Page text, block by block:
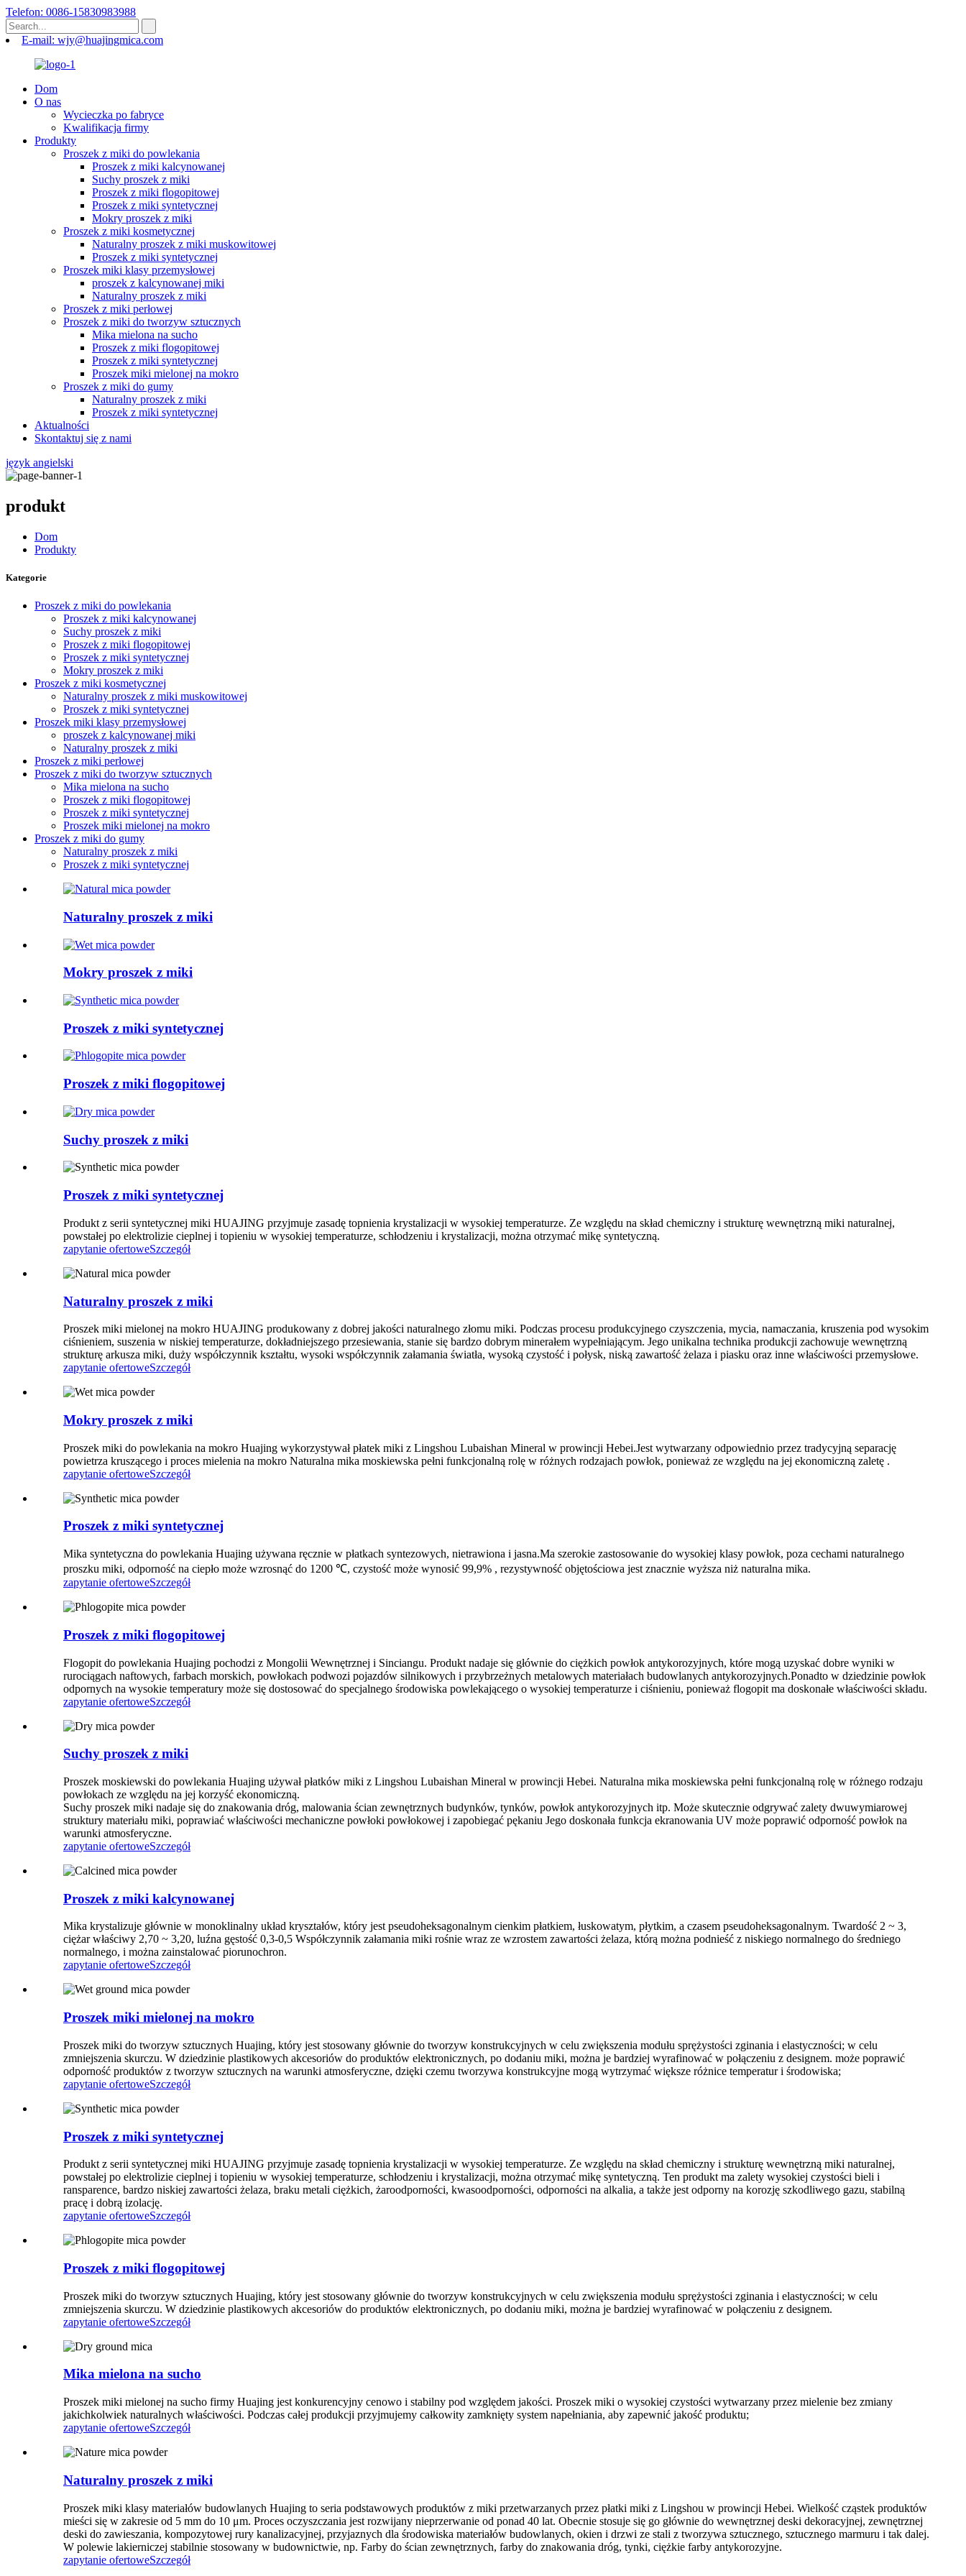
Telefon: 0086-15830983988
E-mail: wjy@huajingmica.com
Dom
O nas
Wycieczka po fabryce
Kwalifikacja firmy
Produkty
Proszek z miki do powlekania
Proszek z miki kalcynowanej
Suchy proszek z miki
Proszek z miki flogopitowej
Proszek z miki syntetycznej
Mokry proszek z miki
Proszek z miki kosmetycznej
Naturalny proszek z miki muskowitowej
Proszek z miki syntetycznej
Proszek miki klasy przemysłowej
proszek z kalcynowanej miki
Naturalny proszek z miki
Proszek z miki perłowej
Proszek z miki do tworzyw sztucznych
Mika mielona na sucho
Proszek z miki flogopitowej
Proszek z miki syntetycznej
Proszek miki mielonej na mokro
Proszek z miki do gumy
Naturalny proszek z miki
Proszek z miki syntetycznej
Aktualności
Skontaktuj się z nami
język angielski
produkt
Dom
Produkty
Kategorie
Proszek z miki do powlekania
Proszek z miki kalcynowanej
Suchy proszek z miki
Proszek z miki flogopitowej
Proszek z miki syntetycznej
Mokry proszek z miki
Proszek z miki kosmetycznej
Naturalny proszek z miki muskowitowej
Proszek z miki syntetycznej
Proszek miki klasy przemysłowej
proszek z kalcynowanej miki
Naturalny proszek z miki
Proszek z miki perłowej
Proszek z miki do tworzyw sztucznych
Mika mielona na sucho
Proszek z miki flogopitowej
Proszek z miki syntetycznej
Proszek miki mielonej na mokro
Proszek z miki do gumy
Naturalny proszek z miki
Proszek z miki syntetycznej
Naturalny proszek z miki
Mokry proszek z miki
Proszek z miki syntetycznej
Proszek z miki flogopitowej
Suchy proszek z miki
Proszek z miki syntetycznej
Produkt z serii syntetycznej miki HUAJING przyjmuje zasadę topnienia krystalizacji w wysokiej temperaturze. Ze względu na skład chemiczny i strukturę wewnętrzną miki naturalnej,
powstałej po elektrolizie cieplnej i topieniu w wysokiej temperaturze, schłodzeniu i krystalizacji, można otrzymać mikę syntetyczną.
zapytanie ofertoweSzczegół
Naturalny proszek z miki
Proszek miki mielonej na mokro HUAJING produkowany z dobrej jakości naturalnego złomu miki. Podczas procesu produkcyjnego czyszczenia, mycia, namaczania, kruszenia pod wysokim
ciśnieniem, suszenia w niskiej temperaturze, dokładniejszego przesiewania, stanie się bardzo dobrym minerałem wypełniającym. Jego unikalna technika produkcji zachowuje wewnętrzną
strukturę arkusza miki, duży współczynnik kształtu, wysoki współczynnik załamania światła, wysoką czystość i połysk, niską zawartość żelaza i piasku oraz inne właściwości przemysłowe.
zapytanie ofertoweSzczegół
Mokry proszek z miki
Proszek miki do powlekania na mokro Huajing wykorzystywał płatek miki z Lingshou Lubaishan Mineral w prowincji Hebei.Jest wytwarzany odpowiednio przez tradycyjną separację
powietrza kruszącego i proces mielenia na mokro Naturalna mika moskiewska pełni funkcjonalną rolę w różnych rodzajach powłok, ponieważ ze względu na jej ekonomiczną zaletę .
zapytanie ofertoweSzczegół
Proszek z miki syntetycznej
Mika syntetyczna do powlekania Huajing używana ręcznie w płatkach syntezowych, nietrawiona i jasna.Ma szerokie zastosowanie do wysokiej klasy powłok, poza cechami naturalnego
proszku miki, odporność na ciepło może wzrosnąć do 1200 ℃, czystość może wynosić 99,9% , rezystywność objętościowa jest znacznie wyższa niż naturalna mika.
zapytanie ofertoweSzczegół
Proszek z miki flogopitowej
Flogopit do powlekania Huajing pochodzi z Mongolii Wewnętrznej i Sinciangu. Produkt nadaje się głównie do ciężkich powłok antykorozyjnych, które mogą uzyskać dobre wyniki w
rurociągach naftowych, farbach morskich, powłokach podwozi pojazdów silnikowych i przybrzeżnych metalowych materiałach budowlanych antykorozyjnych.Ponadto w dziedzinie powłok
odpornych na wysokie temperatury może się dostosować do specjalnego środowiska powlekającego o wysokiej temperaturze i ciśnieniu, ponieważ flogopit ma doskonałe właściwości składu.
zapytanie ofertoweSzczegół
Suchy proszek z miki
Proszek moskiewski do powlekania Huajing używał płatków miki z Lingshou Lubaishan Mineral w prowincji Hebei. Naturalna mika moskiewska pełni funkcjonalną rolę w różnego rodzaju
powłokach ze względu na jej korzyść ekonomiczną.
Suchy proszek miki nadaje się do znakowania dróg, malowania ścian zewnętrznych budynków, tynków, powłok antykorozyjnych itp. Może skutecznie odgrywać zalety dwuwymiarowej
struktury materiału miki, poprawiać właściwości mechaniczne powłoki powłokowej i zapobiegać pękaniu Jego doskonała funkcja ekranowania UV może poprawić odporność powłok na
warunki atmosferyczne.
zapytanie ofertoweSzczegół
Proszek z miki kalcynowanej
Mika krystalizuje głównie w monoklinalny układ kryształów, który jest pseudoheksagonalnym cienkim płatkiem, łuskowatym, płytkim, a czasem pseudoheksagonalnym. Twardość 2 ~ 3,
ciężar właściwy 2,70 ~ 3,20, luźna gęstość 0,3-0,5 Współczynnik załamania miki rośnie wraz ze wzrostem zawartości żelaza, którą można podnieść z niskiego normalnego do średniego
normalnego, i można zainstalować piorunochron.
zapytanie ofertoweSzczegół
Proszek miki mielonej na mokro
Proszek miki do tworzyw sztucznych Huajing, który jest stosowany głównie do tworzyw konstrukcyjnych w celu zwiększenia modułu sprężystości zginania i elastyczności; w celu
zmniejszenia skurczu. W dziedzinie plastikowych akcesoriów do produktów elektronicznych, po dodaniu miki, można je bardziej wyrafinować w połączeniu z designem. może poprawić
odporność produktów z tworzyw sztucznych na warunki atmosferyczne, dzięki czemu tworzywa konstrukcyjne mogą wytrzymać większe różnice temperatur i środowiska;
zapytanie ofertoweSzczegół
Proszek z miki syntetycznej
Produkt z serii syntetycznej miki HUAJING przyjmuje zasadę topnienia krystalizacji w wysokiej temperaturze. Ze względu na skład chemiczny i strukturę wewnętrzną miki naturalnej,
powstałej po elektrolizie cieplnej i topieniu w wysokiej temperaturze, schłodzeniu i krystalizacji, można otrzymać mikę syntetyczną. Ten produkt ma zalety wysokiej czystości bieli i
ransparence, bardzo niskiej zawartości żelaza, braku metali ciężkich, żaroodporności, kwasoodporności, odporności na alkalia, a także jest odporny na korozję szkodliwego gazu, stabilną
pracę i dobrą izolację.
zapytanie ofertoweSzczegół
Proszek z miki flogopitowej
Proszek miki do tworzyw sztucznych Huajing, który jest stosowany głównie do tworzyw konstrukcyjnych w celu zwiększenia modułu sprężystości zginania i elastyczności; w celu
zmniejszenia skurczu. W dziedzinie plastikowych akcesoriów do produktów elektronicznych, po dodaniu miki, można je bardziej wyrafinować w połączeniu z designem.
zapytanie ofertoweSzczegół
Mika mielona na sucho
Proszek miki mielonej na sucho firmy Huajing jest konkurencyjny cenowo i stabilny pod względem jakości. Proszek miki o wysokiej czystości wytwarzany przez mielenie bez zmiany
jakichkolwiek naturalnych właściwości. Podczas całej produkcji przyjmujemy całkowity zamknięty system napełniania, aby zapewnić jakość produktu;
zapytanie ofertoweSzczegół
Naturalny proszek z miki
Proszek miki klasy materiałów budowlanych Huajing to seria podstawowych produktów z miki przetwarzanych przez płatki miki z Lingshou w prowincji Hebei. Wielkość cząstek produktów
mieści się w zakresie od 5 mm do 10 μm. Proces oczyszczania jest rozwijany nieprzerwanie od ponad 40 lat. Obecnie stosuje się go głównie do wewnętrznej deski dekoracyjnej, zewnętrznej
deski do zawieszania, kompozytowej rury kanalizacyjnej, przyjaznych dla środowiska materiałów budowlanych, okien i drzwi ze stali z tworzywa sztucznego, sztucznego marmuru i tak dalej.
W polewie lakierniczej stabilnie stosowany w budownictwie, np. Farby do ścian zewnętrznych, farby do znakowania dróg, tynki, ciężkie farby antykorozyjne.
zapytanie ofertoweSzczegół